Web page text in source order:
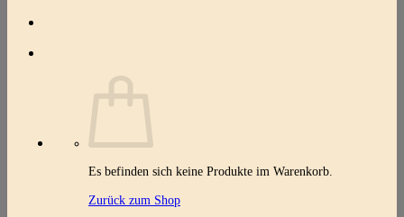
Es befinden sich keine Produkte im Warenkorb.
Zurück zum Shop